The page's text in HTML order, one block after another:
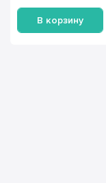
В корзину